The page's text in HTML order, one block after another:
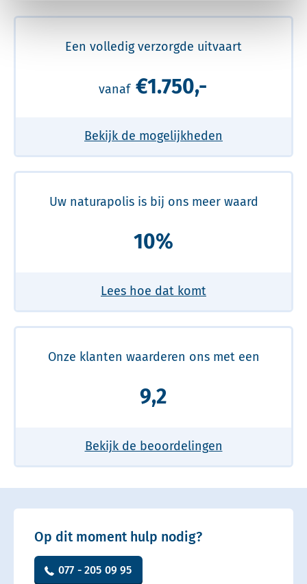
Een volledig verzorgde uitvaart
vanaf €1.750,-
Bekijk de mogelijkheden
Uw naturapolis is bij ons meer waard
10%
Lees hoe dat komt
Onze klanten waarderen ons met een
9,2
Bekijk de beoordelingen
Op dit moment hulp nodig?
077 - 205 09 95